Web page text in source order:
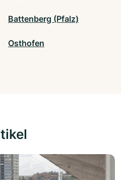
Battenberg (Pfalz)
Osthofen